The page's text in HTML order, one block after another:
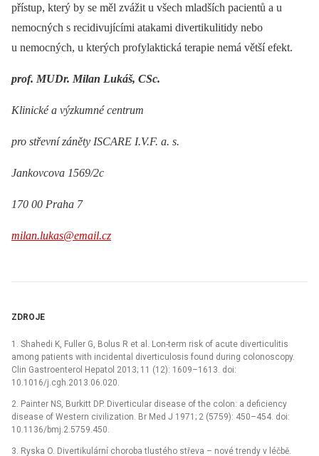
přístup, který by se měl zvážit u všech mladších pacientů a u
nemocných s recidivujícími atakami divertikulitidy nebo
u nemocných, u kterých profylaktická terapie nemá větší efekt.
prof. MUDr. Milan Lukáš, CSc.
Klinické a výzkumné centrum
pro střevní záněty ISCARE I.V.F. a. s.
Jankovcova 1569/2c
170 00 Praha 7
milan.lukas@email.cz
ZDROJE
1. Shahedi K, Fuller G, Bolus R et al. Lon-term risk of acute diverticulitis
among patients with incidental diverticulosis found during colonoscopy.
Clin Gastroenterol Hepatol 2013; 11 (12): 1609–1613. doi:
10.1016/j.cgh.2013.06.020.
2. Painter NS, Burkitt DP. Diverticular disease of the colon: a deficiency
disease of Western civilization. Br Med J 1971; 2 (5759): 450–454. doi:
10.1136/bmj.2.5759.450.
3. Ryska O. Divertikulární choroba tlustého střeva –⁠ nové trendy v léčbě.